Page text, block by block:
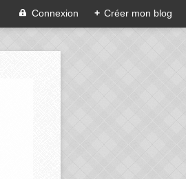
Connexion + Créer mon blog